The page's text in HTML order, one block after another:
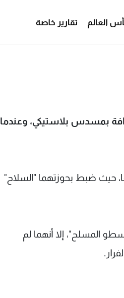
العالم تقارير خاصة
بمسدس بلاستيكي، وعندما
حيث ضبط بحوزتهما "السلاح"
المسلح"، إلا أنهما لم